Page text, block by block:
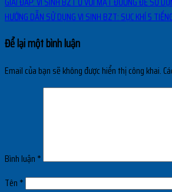
HƯỚNG DẪN SỬ DỤNG VI SINH BZT: SỤC KHÍ 5
Để lại một bình luận
Email của bạn sẽ không được hiển thị công khai.
Bình luận *
Tên *